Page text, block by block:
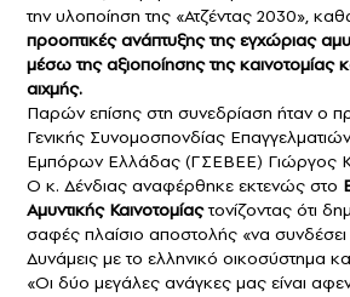
την υλοποίηση της «Ατζέντας 2030»,
προοπτικές ανάπτυξης της εγχώριας
μέσω της αξιοποίησης της καινοτομίας
αιχμής.
Παρών επίσης στη συνεδρίαση ήταν ο
Γενικής Συνομοσπονδίας
Εμπόρων Ελλάδας (ΓΣΕΒΕΕ) Γιώργος
Ο κ. Δένδιας αναφέρθηκε εκτενώς στο
Αμυντικής Καινοτομίαςτονίζοντας ότι
σαφές πλαίσιο αποστολής «να συνδέσει
Δυνάμεις με το ελληνικό οικοσύστημα
«Οι δύο μεγάλες ανάγκες μας είναι